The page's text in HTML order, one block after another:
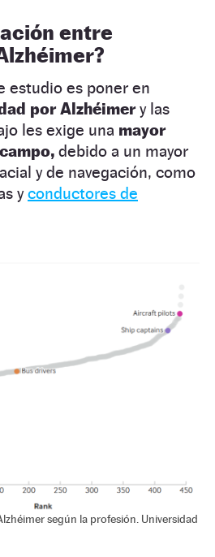
entre
estudio es poner en
por Alzhéimery las
les exige una mayor
debido a un mayor
y de navegación, como
yconductores de
según la profesión. Universidad